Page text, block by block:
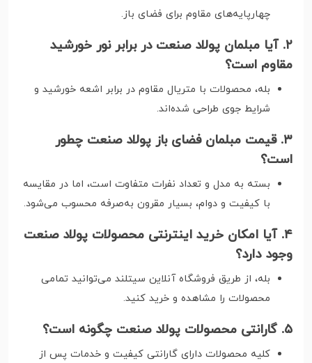
چهارپایه‌های مقاوم برای فضای باز.
۲. آیا مبلمان پولاد صنعت در برابر نور خورشید
مقاوم است؟
بله، محصولات با متریال مقاوم در برابر اشعه خورشید و
شرایط جوی طراحی شده‌اند.
۳. قیمت مبلمان فضای باز پولاد صنعت چطور
است؟
بسته به مدل و تعداد نفرات متفاوت است، اما در مقایسه
با کیفیت و دوام، بسیار مقرون به‌صرفه محسوب می‌شود.
۴. آیا امکان خرید اینترنتی محصولات پولاد صنعت
وجود دارد؟
بله، از طریق فروشگاه آنلاین سیتلند می‌توانید تمامی
محصولات را مشاهده و خرید کنید.
۵. گارانتی محصولات پولاد صنعت چگونه است؟
کلیه محصولات دارای گارانتی کیفیت و خدمات پس از